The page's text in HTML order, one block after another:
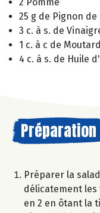
2 Pomme
25 g de Pignon de
3 c. à s. de
1 c. à c de
4 c. à s. de Huile
Préparation
Préparer la
délicatement
en 2 en ôtant la